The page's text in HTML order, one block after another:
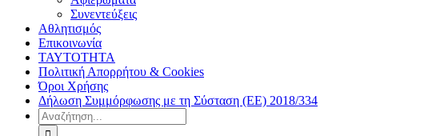
Συνεντεύξεις
Αθλητισμός
Επικοινωνία
ΤΑΥΤΟΤΗΤΑ
Πολιτική Απορρήτου & Cookies
Όροι Χρήσης
Δήλωση Συμμόρφωσης με τη Σύσταση (ΕΕ) 2018/334
Αναζήτηση
για: